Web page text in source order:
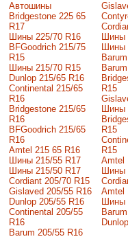
Автошины
Bridgestone 225 65
R17
Шины 225/70 R16
BFGoodrich 215/75
R15
Шины 215/70 R15
Dunlop 215/65 R16
Continental 215/65
R16
Bridgestone 215/65
R16
BFGoodrich 215/65
R16
Amtel 215 65 R16
Шины 215/55 R17
Шины 215/50 R17
Сordiant 205/70 R15
Gislaved 205/55 R16
Dunlop 205/55 R16
Continental 205/55
R16
Barum 205/55 R16
Шины
Шины
R15
Шины
R15
R15
Amtel
Шины
Amtel
Шины